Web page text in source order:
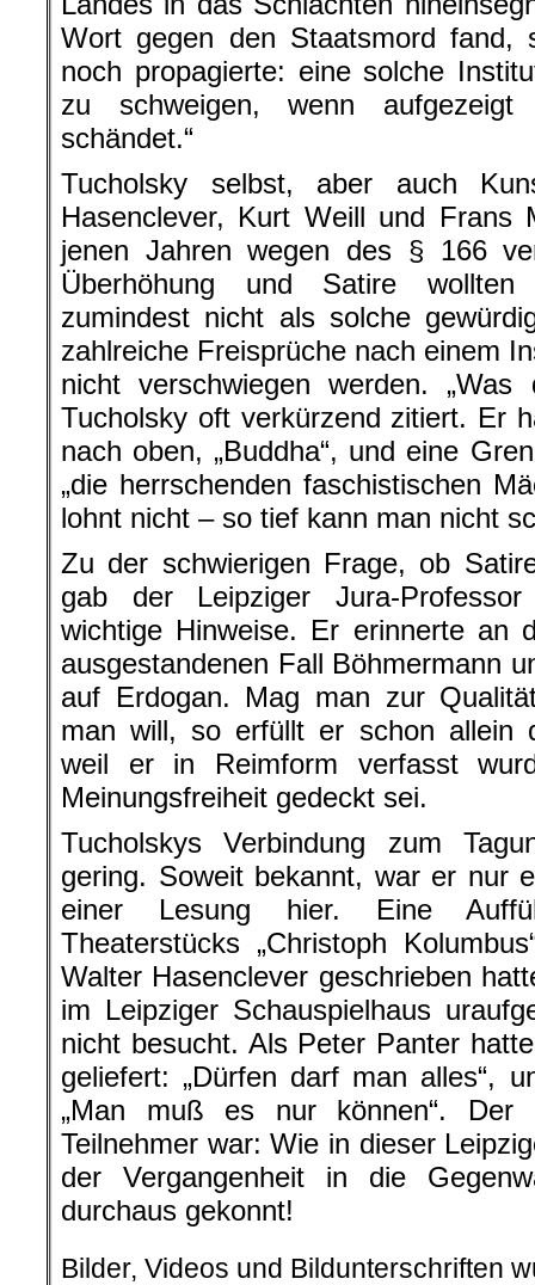
Wort gegen den Staatsmord fand,
noch propagierte: eine solche
zu schweigen, wenn
schändet.“
Tucholsky selbst, aber auch
Hasenclever, Kurt Weill und Frans
jenen Jahren wegen des § 166
Überhöhung und Satire
zumindest nicht als solche
zahlreiche Freisprüche nach einem
nicht verschwiegen werden.
Tucholsky oft verkürzend zitiert. Er
nach oben, „Buddha“, und eine
„die herrschenden faschistischen
lohnt nicht – so tief kann man nicht
Zu der schwierigen Frage, ob
gab der Leipziger Jura-
wichtige Hinweise. Er erinnerte an
ausgestandenen Fall Böhmermann
auf Erdogan. Mag man zur
man will, so erfüllt er schon allein
weil er in Reimform verfasst
Meinungsfreiheit gedeckt sei.
Tucholskys Verbindung zum
gering. Soweit bekannt, war er nur
einer Lesung hier. Eine
Theaterstücks „Christoph
Walter Hasenclever geschrieben
im Leipziger Schauspielhaus
nicht besucht. Als Peter Panter
geliefert: „Dürfen darf man alles“,
„Man muß es nur können“. Der
Teilnehmer war: Wie in dieser
der Vergangenheit in die
durchaus gekonnt!
Bilder, Videos und Bildunterschriften